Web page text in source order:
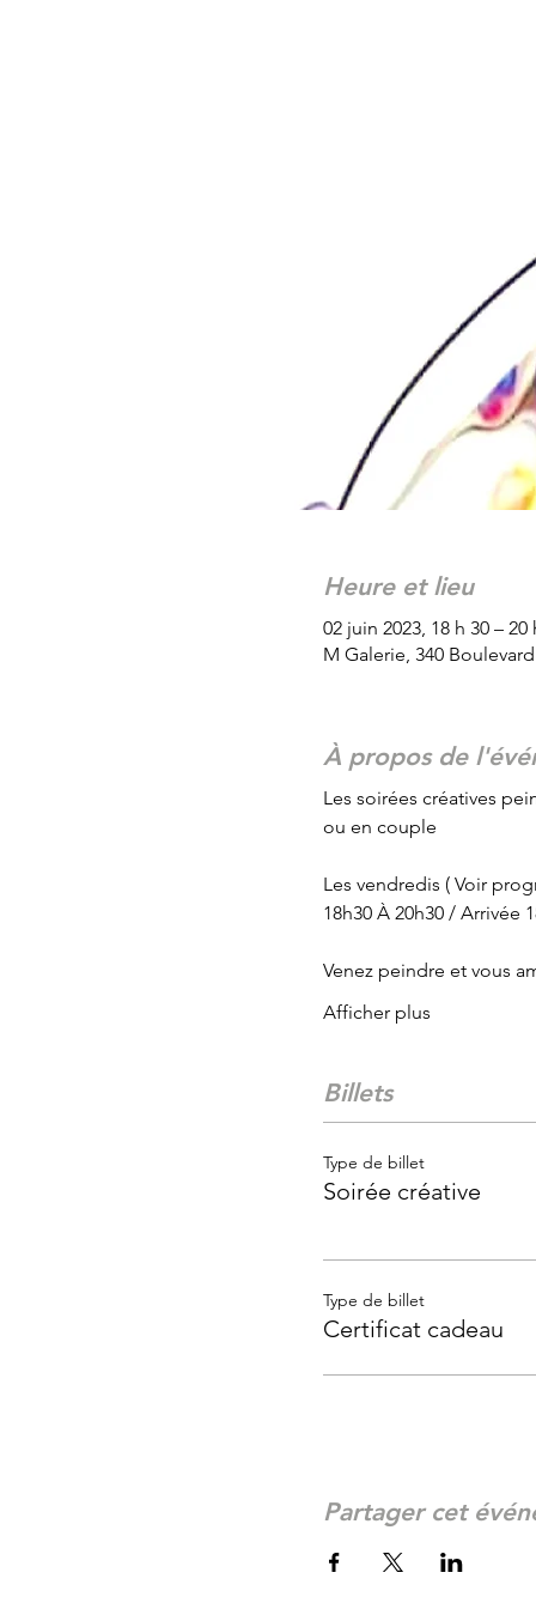
Heure et lieu
02 juin 2023, 18 h 30 – 20
M Galerie, 340
À propos de
Les soirées créatives
ou en couple
Les vendredis ( Voir
18h30 À 20h30 / Arrivée
Venez peindre et vous
Afficher plus
Billets
Type de billet
Soirée créative
Type de billet
Certificat cadeau
Partager cet